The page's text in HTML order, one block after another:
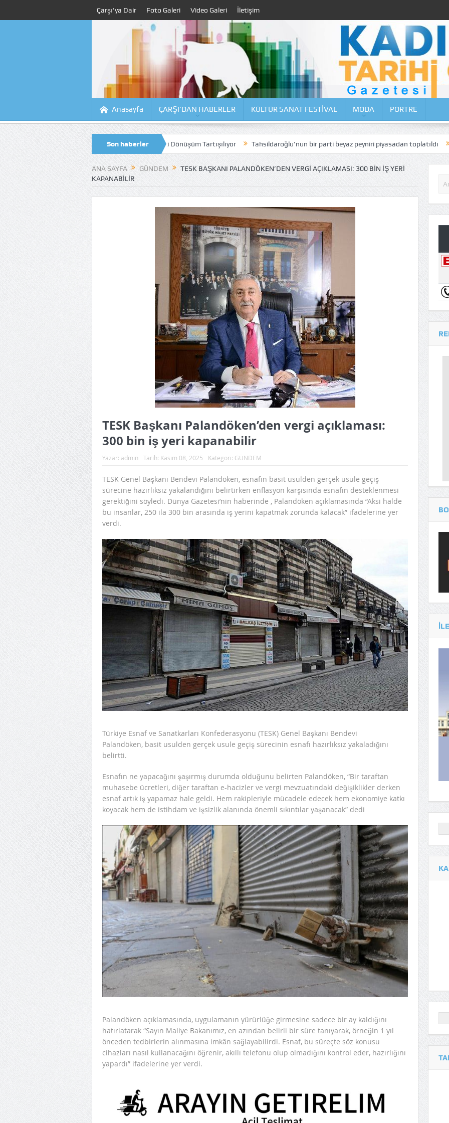
Çarşı’ya Dair Foto Galeri Video Galeri İletişim
Anasayfa ÇARŞI’DAN HABERLER KÜLTÜR SANAT FESTİVAL MODA PORTRE
Son haberler
Çalışmalar Sürüyor, Kıyıdaki Dönüşüm Tartışılıyor Tahsildaroğlu’nun bir parti beyaz peyniri piyasadan toplatıldı Moda
ANA SAYFA GÜNDEM
TESK BAŞKANI PALANDÖKEN’DEN VERGI AÇIKLAMASI: 300 BIN IŞ YERI
KAPANABILIR
TESK Başkanı Palandöken’den vergi açıklaması:
300 bin iş yeri kapanabilir
Yazar: admin Tarih: Kasım 08, 2025 Kategori: GÜNDEM
TESK Genel Başkanı Bendevi Palandöken, esnafın basit usulden gerçek usule geçiş
sürecine hazırlıksız yakalandığını belirtirken enflasyon karşısında esnafın desteklenmesi
gerektiğini söyledi. Dünya Gazetesi’nin haberinde , Palandöken açıklamasında “Aksi halde
bu insanlar, 250 ila 300 bin arasında iş yerini kapatmak zorunda kalacak” ifadelerine yer
verdi.
Türkiye Esnaf ve Sanatkarları Konfederasyonu (TESK) Genel Başkanı Bendevi
Palandöken, basit usulden gerçek usule geçiş sürecinin esnafı hazırlıksız yakaladığını
belirtti.
Esnafın ne yapacağını şaşırmış durumda olduğunu belirten Palandöken, “Bir taraftan
muhasebe ücretleri, diğer taraftan e-hacizler ve vergi mevzuatındaki değişiklikler derken
esnaf artık iş yapamaz hale geldi. Hem rakipleriyle mücadele edecek hem ekonomiye katkı
koyacak hem de istihdam ve işsizlik alanında önemli sıkıntılar yaşanacak” dedi
Palandöken açıklamasında, uygulamanın yürürlüğe girmesine sadece bir ay kaldığını
hatırlatarak “Sayın Maliye Bakanımız, en azından belirli bir süre tanıyarak, örneğin 1 yıl
önceden tedbirlerin alınmasına imkân sağlayabilirdi. Esnaf, bu süreçte söz konusu
cihazları nasıl kullanacağını öğrenir, akıllı telefonu olup olmadığını kontrol eder, hazırlığını
yapardı” ifadelerine yer verdi.